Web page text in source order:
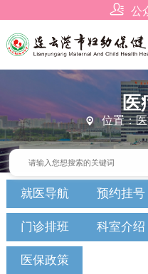
 公
医
 位置：
就医导航 预约挂号
门诊排班 科室介绍
医保政策